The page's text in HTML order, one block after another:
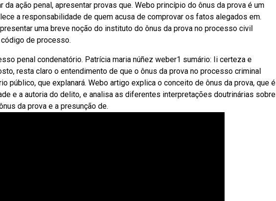
ação penal, apresentar provas que. Webo princípio do ônus da prova é um
a responsabilidade de quem acusa de comprovar os fatos alegados em.
uma breve noção do instituto do ônus da prova no processo civil
de processo.
penal condenatório. Patrícia maria núñez weber1 sumário: Ii certeza e
resta claro o entendimento de que o ônus da prova no processo criminal
público, que explanará. Webo artigo explica o conceito de ônus da prova, que é
e a autoria do delito, e analisa as diferentes interpretações doutrinárias sobre
da prova e a presunção de.